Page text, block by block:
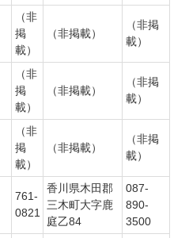
（非
掲
載）
（非掲載）
（非掲
載）
（非
掲
載）
（非掲載）
（非掲
載）
（非
掲
載）
（非掲載）
（非掲
載）
761-
0821
香川県木田郡
三木町大字鹿
庭乙84
087-
890-
3500